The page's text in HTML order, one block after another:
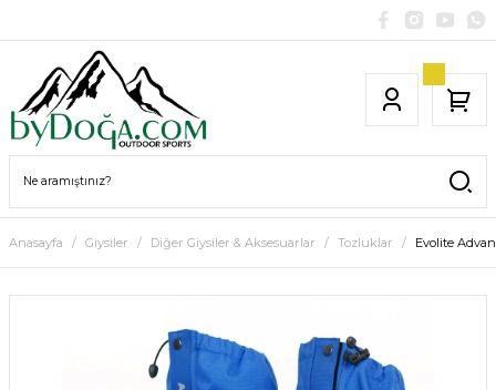
Anasayfa Giysiler Diğer Giysiler & Aksesuarlar Tozluklar Evolite